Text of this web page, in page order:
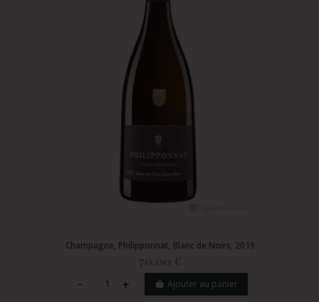
Champagne, Philipponnat, Blanc de Noirs, 2019
70,00 €
Ajouter au panier